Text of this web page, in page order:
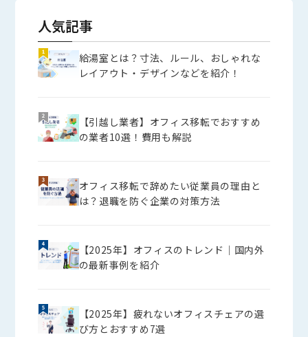
人気記事
給湯室とは？寸法、ルール、おしゃれな
レイアウト・デザインなどを紹介！
【引越し業者】オフィス移転でおすすめ
の業者10選！費用も解説
オフィス移転で辞めたい従業員の理由と
は？退職を防ぐ企業の対策方法
【2025年】オフィスのトレンド│国内外
の最新事例を紹介
【2025年】疲れないオフィスチェアの選
び方とおすすめ7選